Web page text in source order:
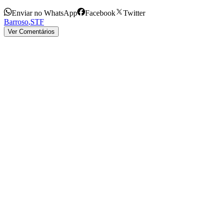
Enviar no WhatsApp Facebook
Twitter
Barroso,STF
Ver Comentários